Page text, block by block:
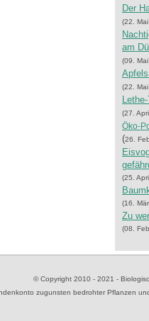
Der
(22.
am
(09.
(22.
(27.
Öko-
(26.
(25.
(16.
Zu
(08.
© Copyright 2010 - 2021 -
zugunsten bedrohter Pflanzen